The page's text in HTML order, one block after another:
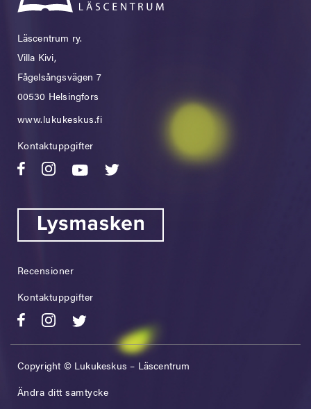
Läscentrum ry.
Villa Kivi,
Fågelsångsvägen 7
00530 Helsingfors
www.lukukeskus.fi
Kontaktuppgifter
Recensioner
Kontaktuppgifter
Copyright © Lukukeskus – Läscentrum
Ändra ditt samtycke